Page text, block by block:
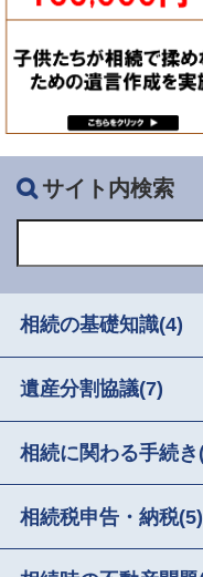
サイト内検索
相続の基礎知識(4)
遺産分割協議(7)
相続に関わる手続き
相続税申告・納税(5)